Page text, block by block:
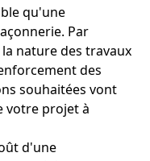
qu'une
Par
nature des travaux
des
souhaitées vont
votre projet à
d'une